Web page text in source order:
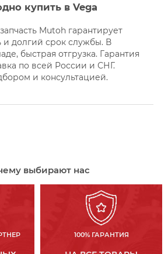
купить в Vega
Mutoh гарантирует
и долгий срок службы. В
быстрая отгрузка. Гарантия
по всей России и СНГ.
и консультацией.
выбирают нас
100% ГАРАНТИЯ